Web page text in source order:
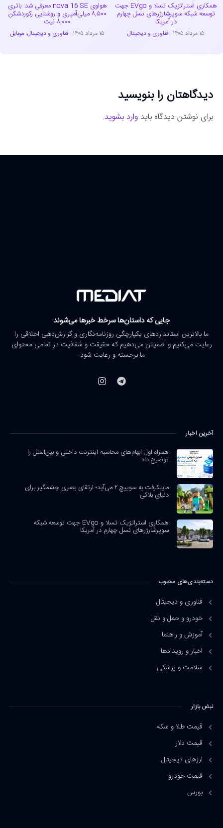
همکاری استراتژیک تسلا و EVgo جهت
توسعه شبکه سوپرشارژرهای نسل چهارم
در آمریکا
۱۵ مرداد ۱۴۰۵ فناوری و دیجیتال
هواوی nova 16 SE معرفی شد: باتری
۸,۵۰۰ میلی‌آمپری و روشنایی رکوردشکن
۸,۰۰۰ نیت
۱۵ مرداد ۱۴۰۵ فناوری و دیجیتال،موبایل
دیدگاهتان را بنویسید
برای نوشتن دیدگاه باید وارد بشوید.
جایی که داستان‌ها سرخط خبرها می‌شوند
ما بالاترین استانداردهای یکپارچگی روزنامه‌نگاری و گزارش‌دهی اخلاقی را
رعایت می‌کنیم و اطمینان می‌دهیم که حقیقت و شفافیت در تمامی محتوای
ما برجسته و رعایت شود.
آخرین اخبار
همراه اول ابهام‌های محاسبه اینترنت داخلی و بین‌الملل را
توضیح داد
ماینکرفت به سوییچ ۲ می‌آید؛ ارتقای بصری چشمگیر برای
دنیای بلاکی
همکاری استراتژیک تسلا و EVgo جهت توسعه شبکه
سوپرشارژرهای نسل چهارم در آمریکا
دسته‌بندی‌های محبوب
فناوری و دیجیتال
خودرو و حمل و نقل
آموزش و راهنما
اخبار و رویدادها
سلامت و پزشکی
نبض بازار
قیمت طلا و سکه
قیمت دلار
ارزهای دیجیتال
قیمت خودرو
بورس